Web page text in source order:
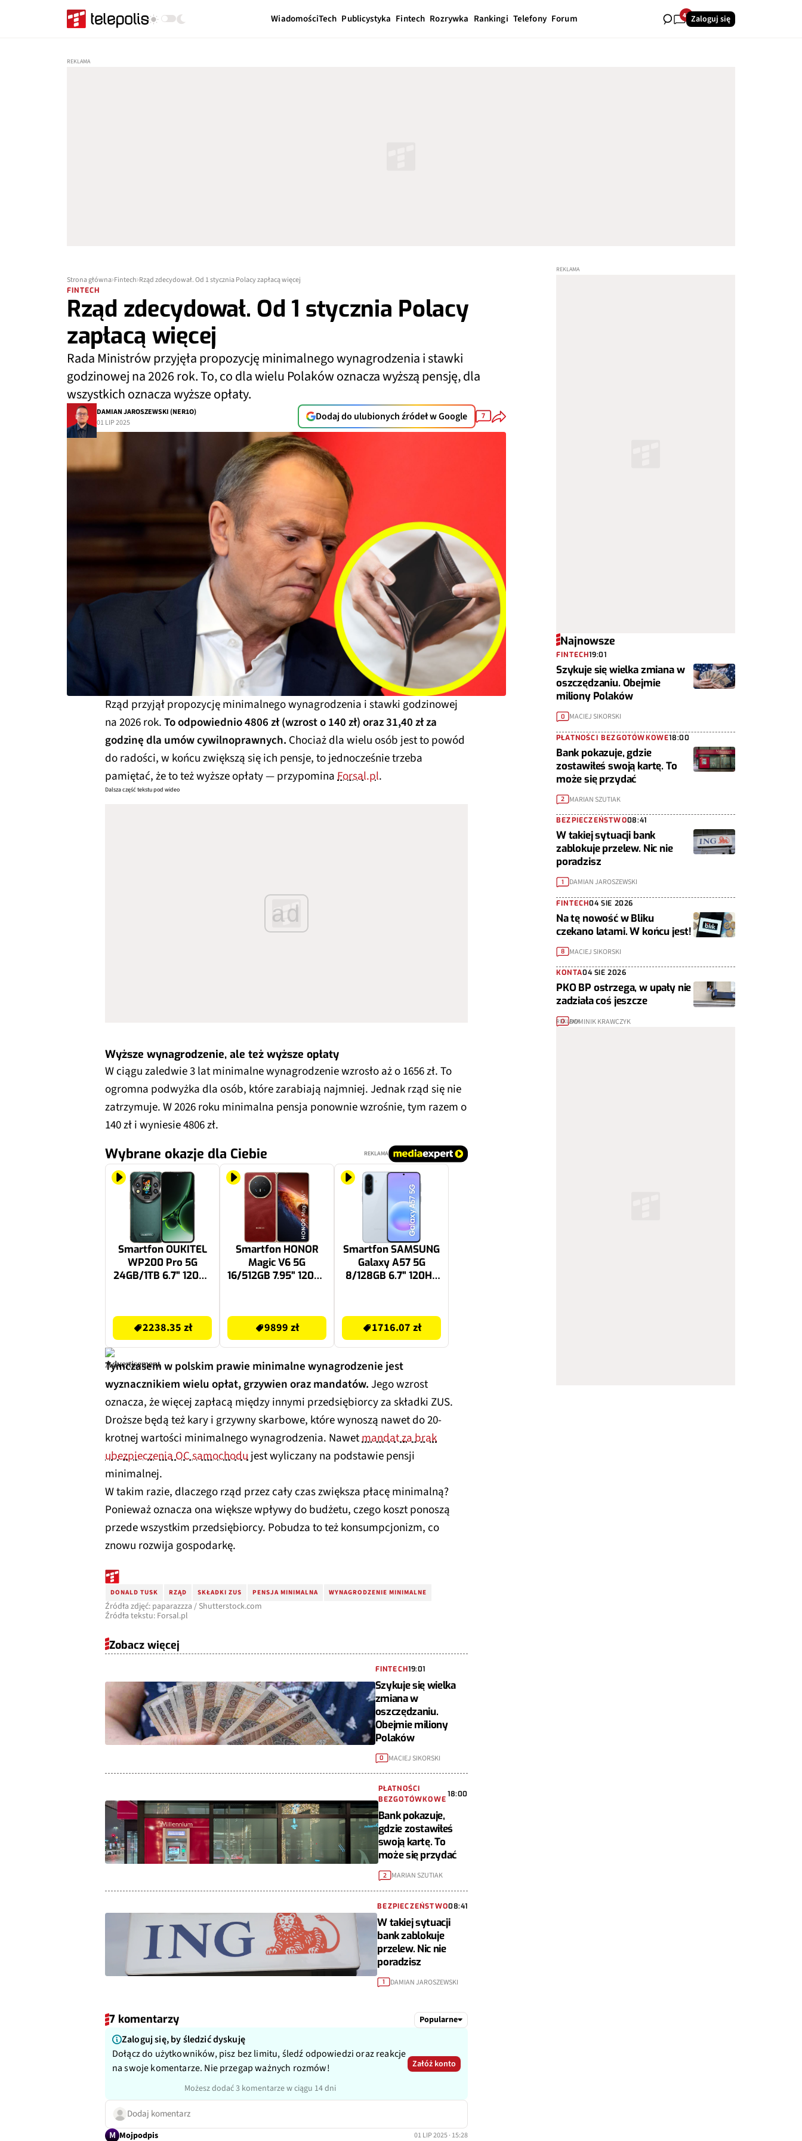
WiadomościTech Publicystyka Fintech Rozrywka Rankingi Telefony Forum 42Zaloguj się
Strona główna Fintech Rząd zdecydował. Od 1 stycznia Polacy zapłacą więcej
FINTECH
Rząd zdecydował. Od 1 stycznia Polacy
zapłacą więcej
Rada Ministrów przyjęła propozycję minimalnego wynagrodzenia i stawki
godzinowej na 2026 rok. To, co dla wielu Polaków oznacza wyższą pensję, dla
wszystkich oznacza wyższe opłaty.
DAMIAN JAROSZEWSKI (NER1O)
01 LIP 2025
Dodaj do ulubionych źródeł w Google 7
Rząd przyjął propozycję minimalnego wynagrodzenia i stawki godzinowej
na 2026 rok.To odpowiednio 4806 zł (wzrost o 140 zł) oraz 31,40 zł za
godzinę dla umów cywilnoprawnych. Chociaż dla wielu osób jest to powód
do radości, w końcu zwiększą się ich pensje, to jednocześnie trzeba
pamiętać, że to też wyższe opłaty — przypominaForsal.pl.
Dalsza część tekstu pod wideo
ad
Wyższe wynagrodzenie, ale też wyższe opłaty
W ciągu zaledwie 3 lat minimalne wynagrodzenie wzrosło aż o 1656 zł. To
ogromna podwyżka dla osób, które zarabiają najmniej. Jednak rząd się nie
zatrzymuje. W 2026 roku minimalna pensja ponownie wzrośnie, tym razem o
140 zł i wyniesie 4806 zł.
Wybrane okazje dla Ciebie REKLAMA
Smartfon OUKITEL
WP200 Pro 5G
24GB/1TB 6.7" 120Hz
2238.35 zł
Smartfon HONOR
Magic V6 5G
16/512GB 7.95" 120Hz
9899 zł
Smartfon SAMSUNG
Galaxy A57 5G
8/128GB 6.7" 120Hz
1716.07 zł
Tymczasem w polskim prawie minimalne wynagrodzenie jest
wyznacznikiem wielu opłat, grzywien oraz mandatów.Jego wzrost
oznacza, że więcej zapłacą między innymi przedsiębiorcy za składki ZUS.
Droższe będą też kary i grzywny skarbowe, które wynoszą nawet do 20-
krotnej wartości minimalnego wynagrodzenia. Nawetmandat za brak
ubezpieczenia OC samochodujest wyliczany na podstawie pensji
minimalnej.
W takim razie, dlaczego rząd przez cały czas zwiększa płacę minimalną?
Ponieważ oznacza ona większe wpływy do budżetu, czego koszt ponoszą
przede wszystkim przedsiębiorcy. Pobudza to też konsumpcjonizm, co
znowu rozwija gospodarkę.
DONALD TUSK RZĄD SKŁADKI ZUS PENSJA MINIMALNA WYNAGRODZENIE MINIMALNE
Źródła zdjęć: paparazzza / Shutterstock.com
Źródła tekstu: Forsal.pl
Zobacz więcej
FINTECH19:01
Szykuje się wielka
zmiana w
oszczędzaniu.
Obejmie miliony
Polaków
0 MACIEJ SIKORSKI
PŁATNOŚCI
BEZGOTÓWKOWE
18:00
Bank pokazuje,
gdzie zostawiłeś
swoją kartę. To
może się przydać
2 MARIAN SZUTIAK
BEZPIECZEŃSTWO08:41
W takiej sytuacji
bank zablokuje
przelew. Nic nie
poradzisz
1 DAMIAN JAROSZEWSKI
7 komentarzy Popularne
Zaloguj się, by śledzić dyskuję
Dołącz do użytkowników, pisz bez limitu, śledź odpowiedzi oraz reakcje
na swoje komentarze. Nie przegap ważnych rozmów!
Możesz dodać 3 komentarze w ciągu 14 dni
Załóż konto
Dodaj komentarz
M Mojpodpis 01 LIP 2025 · 15:28
Najnowsze
FINTECH19:01
Szykuje się wielka zmiana w
oszczędzaniu. Obejmie
miliony Polaków
0 MACIEJ SIKORSKI
PŁATNOŚCI BEZGOTÓWKOWE18:00
Bank pokazuje, gdzie
zostawiłeś swoją kartę. To
może się przydać
2 MARIAN SZUTIAK
BEZPIECZEŃSTWO08:41
W takiej sytuacji bank
zablokuje przelew. Nic nie
poradzisz
1 DAMIAN JAROSZEWSKI
FINTECH04 SIE 2026
Na tę nowość w Bliku
czekano latami. W końcu jest!
8 MACIEJ SIKORSKI
KONTA04 SIE 2026
PKO BP ostrzega, w upały nie
zadziała coś jeszcze
0 DOMINIK KRAWCZYK